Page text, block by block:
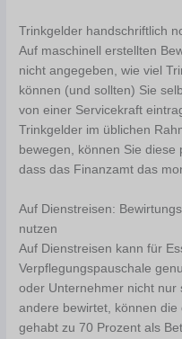
Trinkgelder handschriftlich
Auf maschinell erstellten
nicht angegeben, wie viel
können (und sollten) Sie
von einer Servicekraft
Trinkgelder im üblichen
bewegen, können Sie
dass das Finanzamt das
Auf Dienstreisen:
nutzen
Auf Dienstreisen kann für
Verpflegungspauschale
oder Unternehmer nicht nur
andere bewirtet, können
gehabt zu 70 Prozent als